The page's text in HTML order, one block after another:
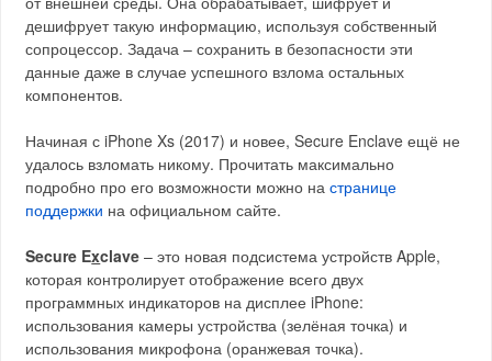
дешифрует такую информацию, используя собственный
сопроцессор. Задача – сохранить в безопасности эти
данные даже в случае успешного взлома остальных
компонентов.
Начиная с iPhone Xs (2017) и новее, Secure Enclave ещё не
удалось взломать никому. Прочитать максимально
подробно про его возможности можно настранице
поддержки на официальном сайте.
Secure Exclave – это новая подсистема устройств Apple,
которая контролирует отображение всего двух
программных индикаторов на дисплее iPhone:
использования камеры устройства (зелёная точка) и
использования микрофона (оранжевая точка).